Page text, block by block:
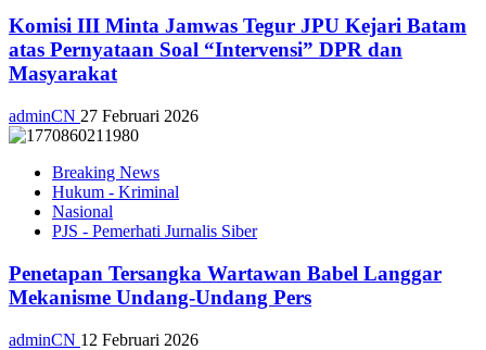
Komisi III Minta Jamwas Tegur JPU Kejari Batam
atas Pernyataan Soal “Intervensi” DPR dan
Masyarakat
adminCN 27 Februari 2026
Breaking News
Hukum - Kriminal
Nasional
PJS - Pemerhati Jurnalis Siber
Penetapan Tersangka Wartawan Babel Langgar
Mekanisme Undang-Undang Pers
adminCN 12 Februari 2026